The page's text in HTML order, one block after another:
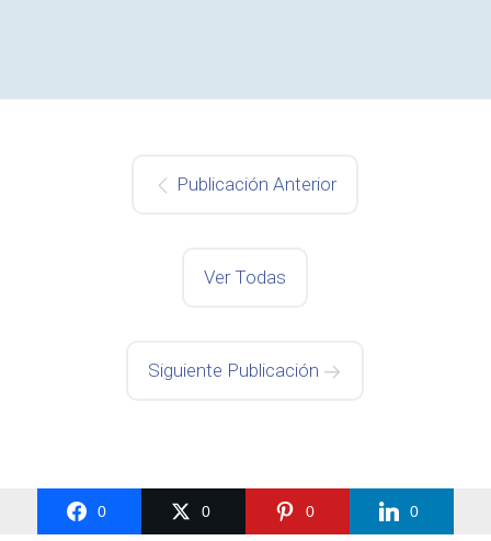
Publicación Anterior
Ver Todas
Siguiente Publicación
0 0 0 0